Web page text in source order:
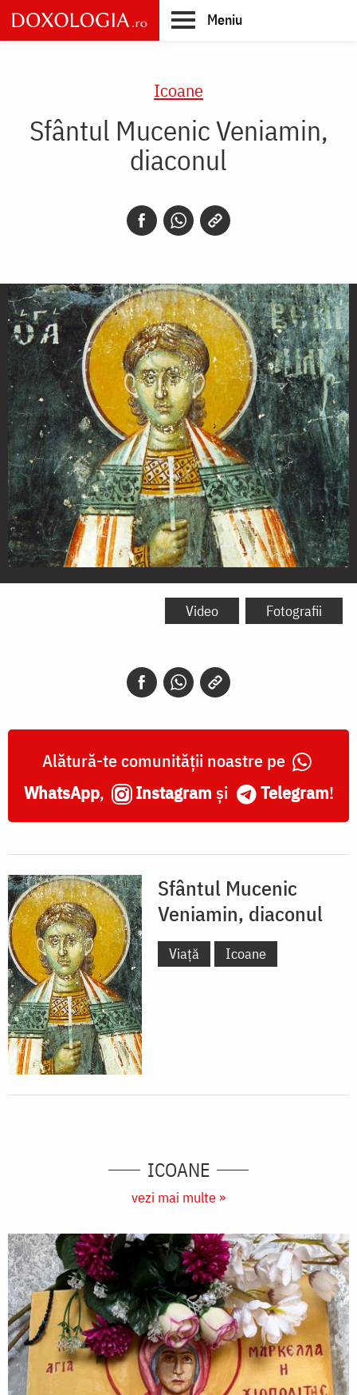
Skip
to
main
Meniu
Icoane
Sfântul Mucenic Veniamin,
diaconul
Sfântul
Video Fotografii
Alătură-te comunității noastre pe
WhatsApp, Instagram și Telegram!
Sfântul Mucenic
Veniamin, diaconul
Viață Icoane
ICOANE
vezi mai multe »